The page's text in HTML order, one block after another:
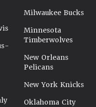
Milwaukee Bucks
Minnesota
Timberwolves
New Orleans
Pelicans
New York Knicks
Oklahoma City